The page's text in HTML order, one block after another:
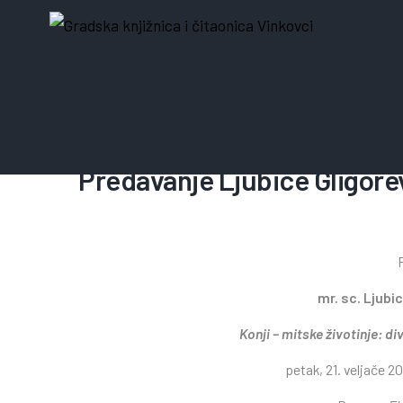
Predavanje Ljubice
mr. sc.
Konji – mitske životinje:
petak, 21. veljače